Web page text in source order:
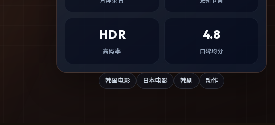
HDR
高码率
4.8
口碑均分
韩国电影 日本电影 韩剧 动作